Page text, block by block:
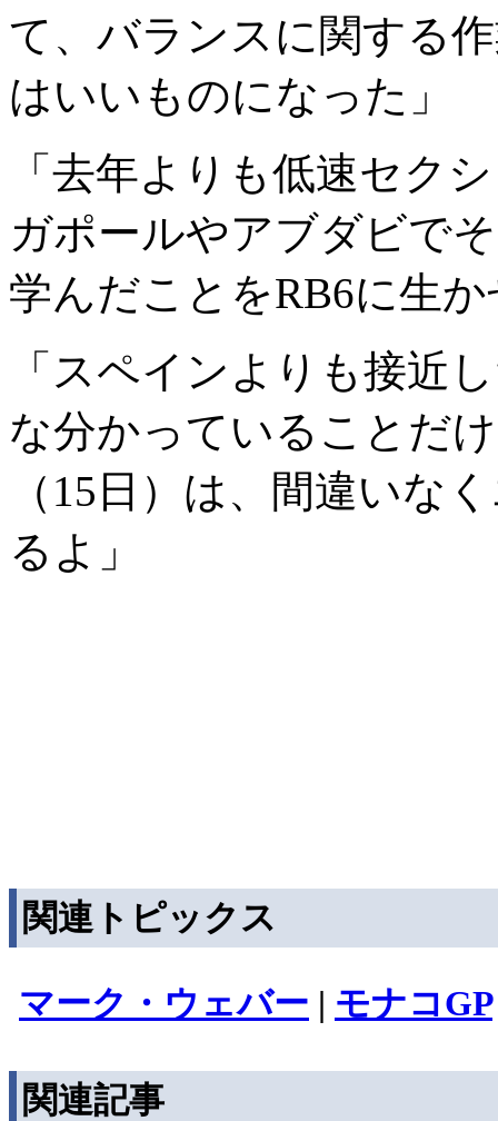
て、バランスに関する
はいいものになった」
「去年よりも低速セク
ガポールやアブダビで
学んだことをRB6に生
「スペインよりも接近
な分かっていることだ
（15日）は、間違いな
るよ」
関連トピックス
マーク・ウェバー | モナコGP
関連記事